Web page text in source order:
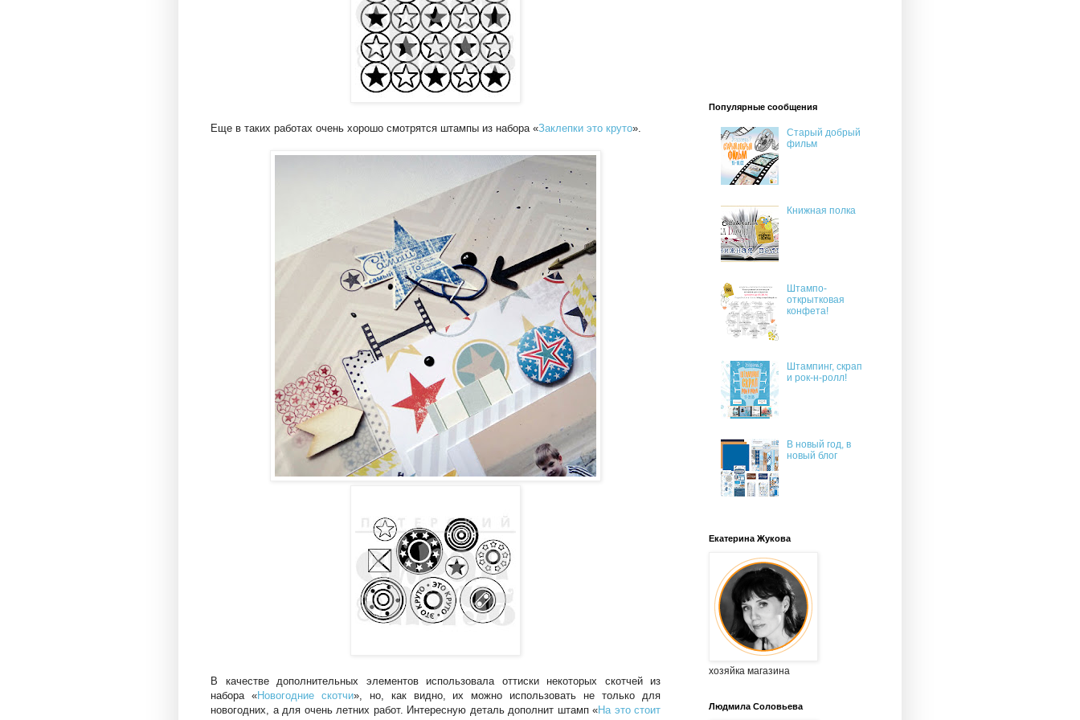
Еще в таких работах очень хорошо смотрятся штампы из набора «Заклепки это круто».
В качестве дополнительных элементов использовала оттиски некоторых скотчей из
набора «Новогодние скотчи», но, как видно, их можно использовать не только для
новогодних, а для очень летних работ. Интересную деталь дополнит штамп «На это стоит
Популярные сообщения
Старый добрый
фильм
Книжная полка
Штампо-
открытковая
конфета!
Штампинг, скрап
и рок-н-ролл!
В новый год, в
новый блог
Екатерина Жукова
хозяйка магазина
Людмила Соловьева